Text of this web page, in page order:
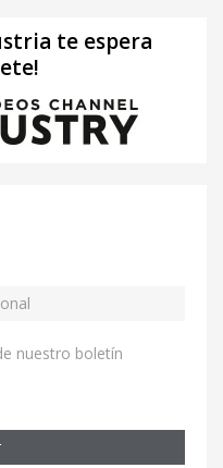
te espera
nuestro boletín